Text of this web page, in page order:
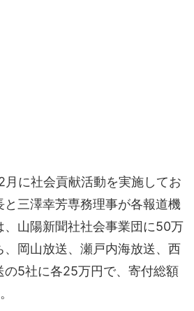
月に社会貢献活動を実施してお
と三澤幸芳専務理事が各報道機
、山陽新聞社社会事業団に50万
、岡山放送、瀬戸内海放送、西
の5社に各25万円で、寄付総額